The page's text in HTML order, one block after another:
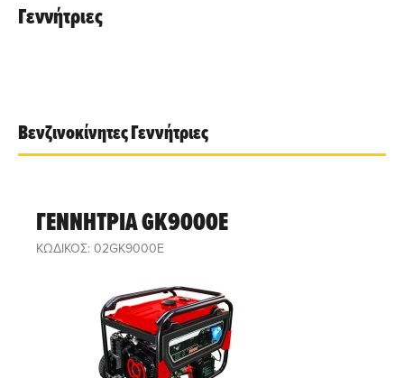
Γεννήτριες
Βενζινοκίνητες Γεννήτριες
ΓΕΝΝΗΤΡΙΑ GK9000E
ΚΩΔΙΚΟΣ: 02GK9000E